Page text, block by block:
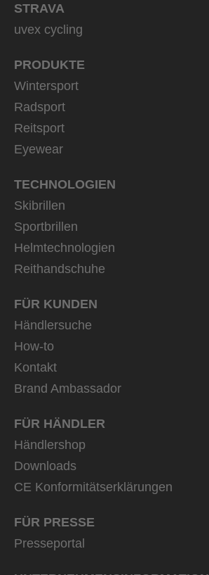
STRAVA
uvex cycling
PRODUKTE
Wintersport
Radsport
Reitsport
Eyewear
TECHNOLOGIEN
Skibrillen
Sportbrillen
Helmtechnologien
Reithandschuhe
FÜR KUNDEN
Händlersuche
How-to
Kontakt
Brand Ambassador
FÜR HÄNDLER
Händlershop
Downloads
CE Konformitätserklärungen
FÜR PRESSE
Presseportal